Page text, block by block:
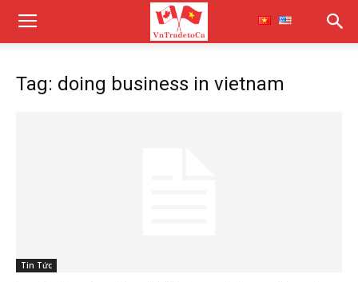
Tag: doing business in vietnam
Tin Tức